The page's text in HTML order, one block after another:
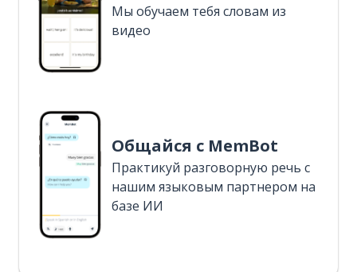
Мы обучаем тебя словам из
видео
Общайся с MemBot
Практикуй разговорную речь с
нашим языковым партнером на
базе ИИ